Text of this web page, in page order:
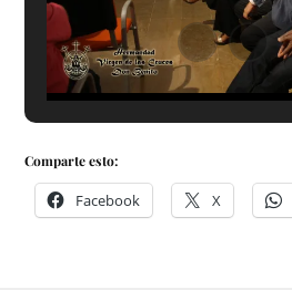
Comparte esto:
Facebook X